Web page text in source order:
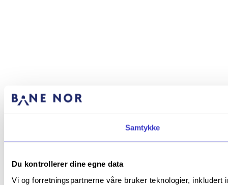
Samtykke
Du kontrollerer dine egne data
Vi og forretningspartnerne våre bruker teknologier,